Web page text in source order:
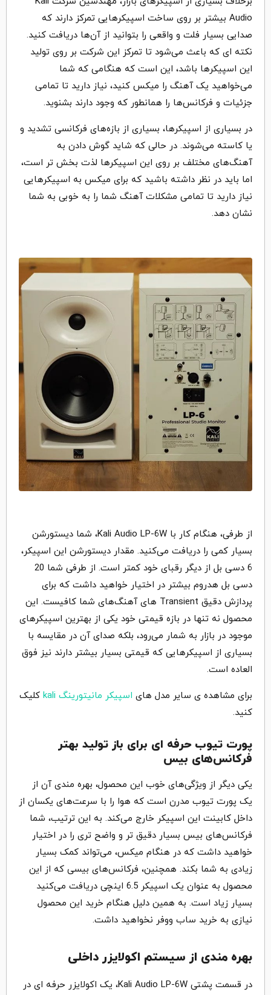
Audio بیشتر بر روی ساخت اسپیکرهایی تمرکز دارند که
صدایی بسیار فلت و واقعی را بتوانید از آن‌ها دریافت کنید.
نکته ای که باعث می‌شود تا تمرکز این شرکت بر روی تولید
این اسپیکرها باشد، این است که هنگامی که شما
می‌خواهید یک آهنگ را میکس کنید، نیاز دارید تا تمامی
جزئیات و فرکانس‌ها را همانطور که وجود دارند بشنوید.
در بسیاری از اسپیکرها، بسیاری از بازه‌های فرکانسی تشدید و
یا کاسته می‌شوند. در حالی که شاید گوش دادن به
آهنگ‌های مختلف بر روی این اسپیکرها لذت بخش تر است،
اما باید در نظر داشته باشید که برای میکس به اسپیکرهایی
نیاز دارید تا تمامی مشکلات آهنگ شما را به خوبی به شما
نشان دهد.
از طرفی، هنگام کار با Kali Audio LP-6W، شما دیستورشن
بسیار کمی را دریافت می‌کنید. مقدار دیستورشن این اسپیکر،
6 دسی بل از دیگر رقبای خود کمتر است. از طرفی شما 20
دسی بل هدروم بیشتر در اختیار خواهید داشت که برای
پردازش دقیق Transient های آهنگ‌های شما کافیست. این
محصول نه تنها در بازه قیمتی خود یکی از بهترین اسپیکرهای
موجود در بازار به شمار می‌رود، بلکه صدای آن در مقایسه با
بسیاری از اسپیکرهایی که قیمتی بسیار بیشتر دارند نیز فوق
العاده است.
برای مشاهده ی سایر مدل های اسپیکر مانیتورینگ kali
کلیک
کنید.
پورت تیوب حرفه ای برای باز تولید بهتر
فرکانس‌های بیس
یکی دیگر از ویژگی‌های خوب این محصول، بهره مندی آن از
یک پورت تیوب مدرن است که هوا را با سرعت‌های یکسان از
داخل کابینت این اسپیکر خارج می‌کند. به این ترتیب، شما
فرکانس‌های بیس بسیار دقیق تر و واضح تری را در اختیار
خواهید داشت که در هنگام میکس، می‌تواند کمک بسیار
زیادی به شما بکند. همچنین، فرکانس‌های بیسی که از این
محصول به عنوان یک اسپیکر 6.5 اینچی دریافت می‌کنید
بسیار زیاد است. به همین دلیل هنگام خرید این محصول
نیازی به خرید ساب ووفر نخواهید داشت.
بهره مندی از سیستم اکولایزر داخلی
در قسمت پشتی Kali Audio LP-6W، یک اکولایزر حرفه ای در